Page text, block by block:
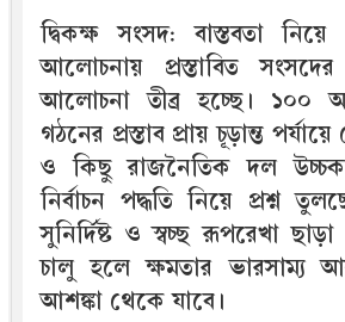
দ্বিকক্ষ সংসদ: বাস্তবতা নিয়ে
আলোচনায় প্রস্তাবিত
আলোচনা তীব্র হচ্ছে। ১০০
গঠনের প্রস্তাব প্রায় চূড়ান্ত
ও কিছু রাজনৈতিক দল
নির্বাচন পদ্ধতি নিয়ে প্রশ্ন
সুনির্দিষ্ট ও স্বচ্ছ রূপরেখা
চালু হলে ক্ষমতার ভারসাম্য
আশঙ্কা থেকে যাবে।